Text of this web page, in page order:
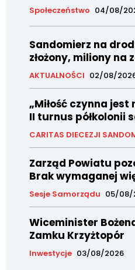
Społeczeństwo 04/08/
Sandomierz na
złożony, miliony na
AKTUALNOŚCI 02/08/
„Miłość czynna
II turnus półkolonii
CARITAS DIECEZJI
Zarząd Powiatu
Brak wymaganej
Sesje Samorządu 05/08/
Wiceminister
Zamku Krzyżtopór
Inwestycje 03/08/2026